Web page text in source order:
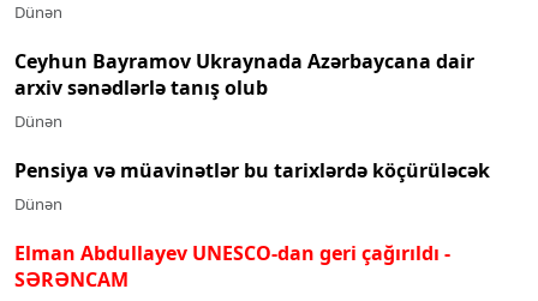
Dünən
Ceyhun Bayramov Ukraynada Azərbaycana dair
arxiv sənədlərlə tanış olub
Dünən
Pensiya və müavinətlər bu tarixlərdə köçürüləcək
Dünən
Elman Abdullayev UNESCO-dan geri çağırıldı -
SƏRƏNCAM